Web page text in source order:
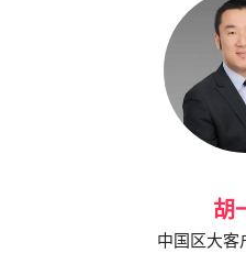
胡
中国区大客